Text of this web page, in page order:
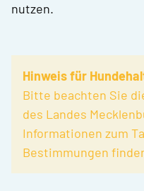
nutzen.
Hinweis für
Bitte beachten Sie
des Landes
Informationen zum
Bestimmungen